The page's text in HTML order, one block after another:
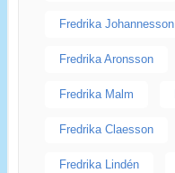
Fredrika Johannesson
Fredrika Aronsson
Fredrika Malm
Fredrika Claesson
Fredrika Lindén